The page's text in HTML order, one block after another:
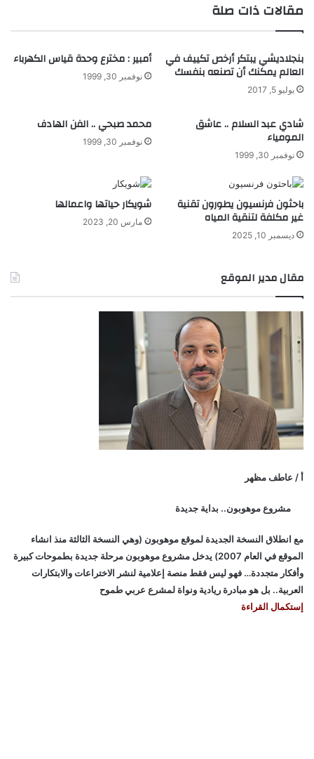
مقالات ذات صلة
بنجلاديشي يبتكر أرخص تكييف في
العالم يمكنك أن تصنعه بنفسك
يوليو 5, 2017
أمبير : مخترع وحدة قياس الكهرباء
نوفمبر 30, 1999
شادي عبد السلام .. عاشق
المومياء
نوفمبر 30, 1999
محمد صبحي .. الفن الهادف
نوفمبر 30, 1999
باحثون فرنسيون يطورون تقنية
غير مكلفة لتنقية المياه
ديسمبر 10, 2025
شويكار حياتها واعمالها
مارس 20, 2023
مقال مدير الموقع
أ / عاطف مظهر
مشروع موهوبون.. بداية جديدة
مع انطلاق النسخة الجديدة لموقع موهوبون (وهي النسخة الثالثة منذ انشاء
الموقع في العام 2007) يدخل مشروع موهوبون مرحلة جديدة بطموحات كبيرة
وأفكار متجددة… فهو ليس فقط منصة إعلامية لنشر الاختراعات والابتكارات
العربية.. بل هو مبادرة ريادية ونواة لمشرع عربي طموح
إستكمال القراءة